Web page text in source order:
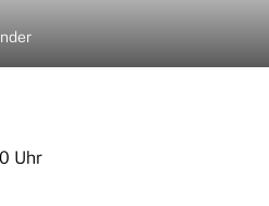
(ausgewählt)
Uhr